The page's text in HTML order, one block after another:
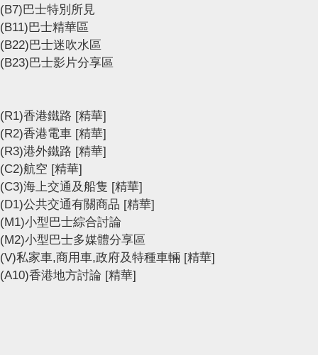
(B7)巴士特別所見
(B11)巴士精華區
(B22)巴士迷吹水區
(B23)巴士影片分享區
(R1)香港鐵路 [精華]
(R2)香港電車 [精華]
(R3)港外鐵路 [精華]
(C2)航空 [精華]
(C3)海上交通及船隻 [精華]
(D1)公共交通有關商品 [精華]
(M1)小型巴士綜合討論
(M2)小型巴士多媒體分享區
(V)私家車,商用車,政府及特種車輛 [精華]
(A10)香港地方討論 [精華]